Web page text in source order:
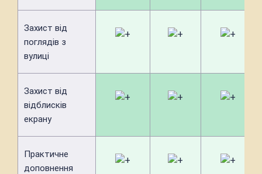
Захист від
поглядів з
вулиці
Захист від
відблисків
екрану
Практичне
доповнення